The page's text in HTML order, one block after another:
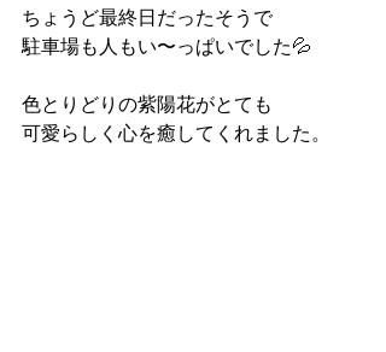
ちょうど最終日だったそうで
駐車場も人もい〜っぱいでした💦
色とりどりの紫陽花がとても
可愛らしく心を癒してくれました。